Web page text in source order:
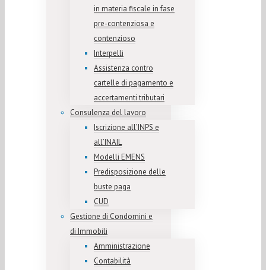
in materia fiscale in fase
pre-contenziosa e
contenzioso
Interpelli
Assistenza contro
cartelle di pagamento e
accertamenti tributari
Consulenza del lavoro
Iscrizione all’INPS e
all’INAIL
Modelli EMENS
Predisposizione delle
buste paga
CUD
Gestione di Condomini e
di Immobili
Amministrazione
Contabilità